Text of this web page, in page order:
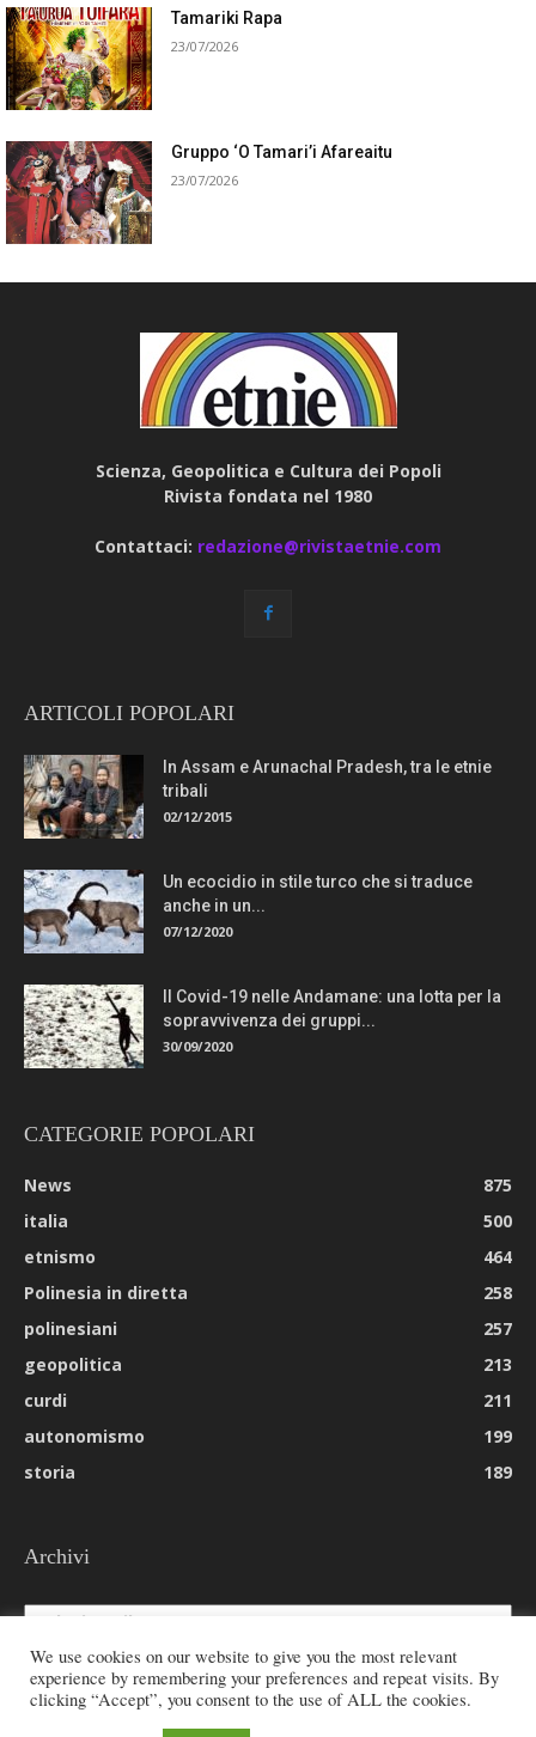
Tamariki Rapa
23/07/2026
Gruppo ‘O Tamari’i Afareaitu
23/07/2026
Scienza, Geopolitica e Cultura dei Popoli
Rivista fondata nel 1980
Contattaci: redazione@rivistaetnie.com
ARTICOLI POPOLARI
In Assam e Arunachal Pradesh, tra le etnie
tribali
02/12/2015
Un ecocidio in stile turco che si traduce
anche in un...
07/12/2020
Il Covid-19 nelle Andamane: una lotta per la
sopravvivenza dei gruppi...
30/09/2020
CATEGORIE POPOLARI
News
875
italia
500
etnismo
464
Polinesia in diretta
258
polinesiani
257
geopolitica
213
curdi
211
autonomismo
199
storia
189
Archivi
Archivi
We use cookies on our website to give you the most relevant
experience by remembering your preferences and repeat visits. By
clicking “Accept”, you consent to the use of ALL the cookies.